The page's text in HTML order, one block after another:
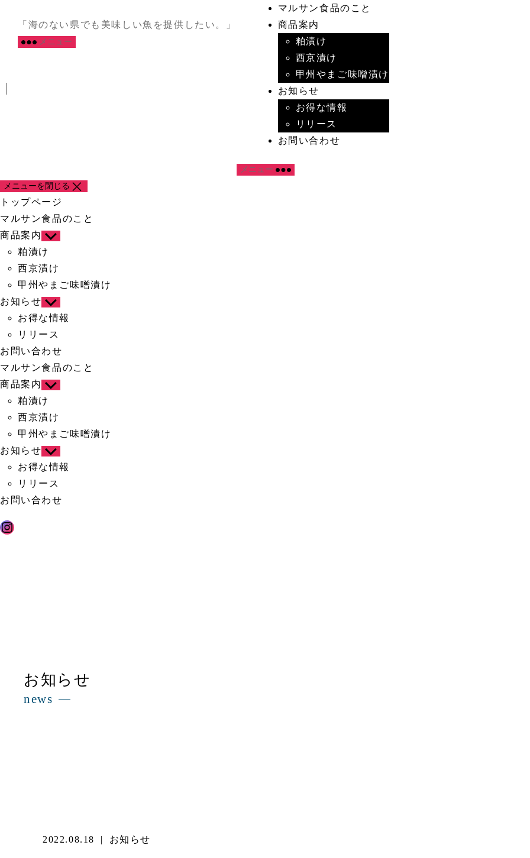
ル
サ
「海のない県でも美味しい魚を提供したい。」
メニュー
マルサン食品のこと
商品案内
粕漬け
西京漬け
甲州やまご味噌漬け
お知らせ
お得な情報
リリース
お問い合わせ
メニュー
メニューを閉じる
トップページ
マルサン食品のこと
商品案内 サ
ブ
メ
ニ
ー
を
表
示
粕漬け
西京漬け
甲州やまご味噌漬け
お知らせ サ
ブ
メ
ニ
ー
を
示
お得な情報
リリース
お問い合わせ
マルサン食品のこと
商品案内 サ
ブ
メ
ニ
ー
を
表
示
粕漬け
西京漬け
甲州やまご味噌漬け
お知らせ サ
ブ
メ
ニ
ー
お得な情報
リリース
お問い合わせ
Instagram
お知らせ
news
2022.08.18 | お知らせ